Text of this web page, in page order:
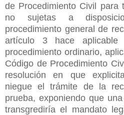
de Procedimiento Civil para
no sujetas a
procedimiento general de
artículo 3 hace aplicable
procedimiento ordinario,
Código de Procedimiento
resolución en que
niegue el trámite de la
prueba, exponiendo que
transgrediría el mandato